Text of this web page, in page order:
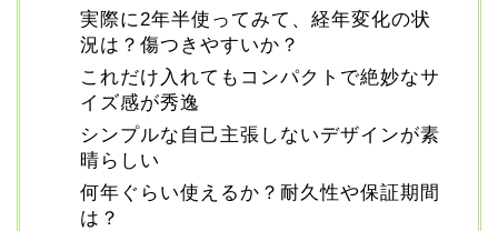
実際に2年半使ってみて、経年変化の状
況は？傷つきやすいか？
これだけ入れてもコンパクトで絶妙なサ
イズ感が秀逸
シンプルな自己主張しないデザインが素
晴らしい
何年ぐらい使えるか？耐久性や保証期間
は？